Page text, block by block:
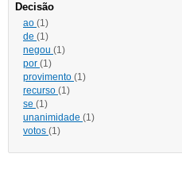
Decisão
ao (1)
de (1)
negou (1)
por (1)
provimento (1)
recurso (1)
se (1)
unanimidade (1)
votos (1)